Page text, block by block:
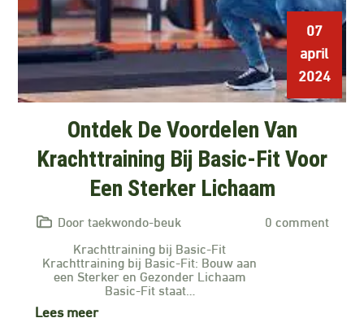
07
april
2024
Ontdek De Voordelen Van
Krachttraining Bij Basic-Fit Voor
Een Sterker Lichaam
Door taekwondo-beuk
0 comment
Krachttraining bij Basic-Fit
Krachttraining bij Basic-Fit: Bouw aan
een Sterker en Gezonder Lichaam
Basic-Fit staat…
Lees meer